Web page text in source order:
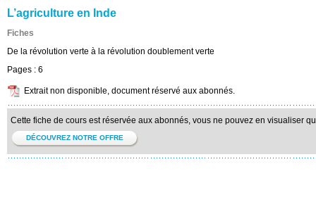
L’agriculture en Inde
Fiches
De la révolution verte à la révolution doublement verte
Pages : 6
Extrait non disponible, document réservé aux abonnés.
Cette fiche de cours est réservée aux abonnés, vous ne pouvez en visualiser
DÉCOUVREZ NOTRE OFFRE